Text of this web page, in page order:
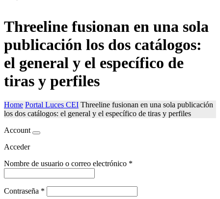
Threeline fusionan en una sola
publicación los dos catálogos:
el general y el específico de
tiras y perfiles
Home Portal Luces CEI Threeline fusionan en una sola publicación
los dos catálogos: el general y el específico de tiras y perfiles
Account
Acceder
Nombre de usuario o correo electrónico *
Contraseña *